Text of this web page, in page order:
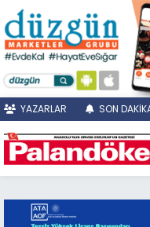
YAZARLAR SON